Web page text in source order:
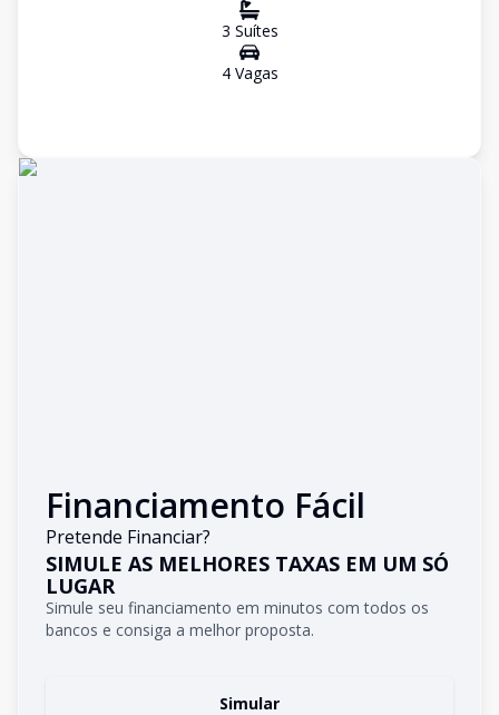
3 Suítes
4Vagas
Financiamento Fácil
Pretende Financiar?
SIMULE AS MELHORES TAXAS EM UM SÓ
LUGAR
Simule seu financiamento em minutos com todos os
bancos e consiga a melhor proposta.
Simular